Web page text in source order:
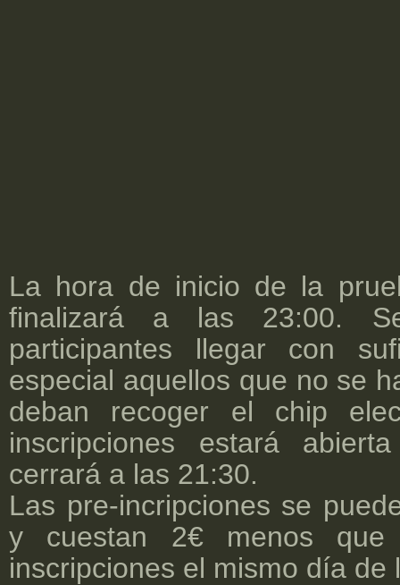
La hora de inicio de la
finalizará a las 23:00.
participantes llegar con
especial aquellos que no se
deban recoger el chip
inscripciones estará
cerrará a las 21:30.
Las pre-incripciones se
y cuestan 2€ menos
inscripciones el mismo día de